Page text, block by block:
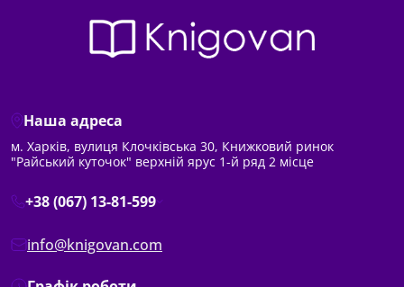
Наша адреса
м. Харків, вулиця Клочківська 30, Книжковий ринок
"Райський куточок" верхній ярус 1-й ряд 2 місце
+38 (067) 13-81-599
info@knigovan.com